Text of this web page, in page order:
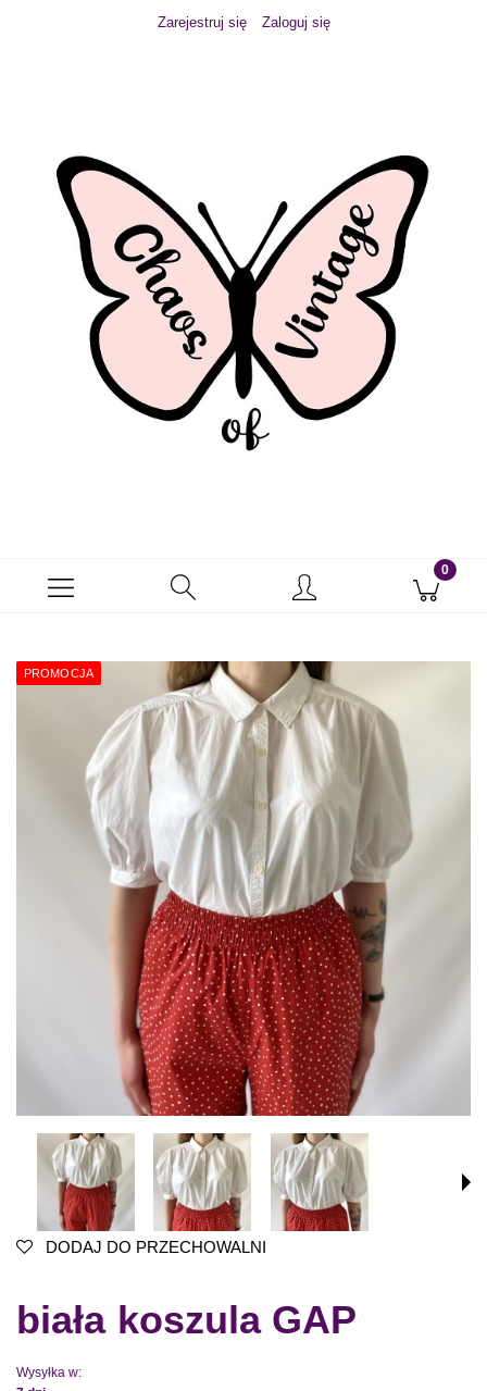
Zarejestruj się Zaloguj się
PROMOCJA
DODAJ DO PRZECHOWALNI
biała koszula GAP
Wysyłka w: